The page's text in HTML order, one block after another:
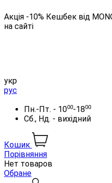
Акція -10% Кешбек від
на сайті
укр
рус
Пн.-Пт. - 1000-1800
Сб., Нд. - вихідний
Кошик
Порівняння
Нет товаров
Обране